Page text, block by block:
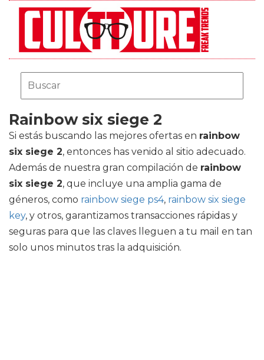
Rainbow six siege 2
Si estás buscando las mejores ofertas en rainbow
six siege 2, entonces has venido al sitio adecuado.
Además de nuestra gran compilación de rainbow
six siege 2, que incluye una amplia gama de
géneros, como rainbow siege ps4, rainbow six siege
key, y otros, garantizamos transacciones rápidas y
seguras para que las claves lleguen a tu mail en tan
solo unos minutos tras la adquisición.